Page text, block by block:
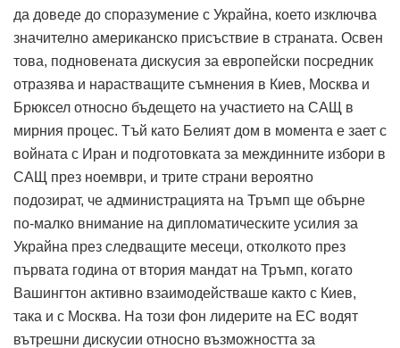
да доведе до споразумение с Украйна, което изключва
значително американско присъствие в страната. Освен
това, подновената дискусия за европейски посредник
отразява и нарастващите съмнения в Киев, Москва и
Брюксел относно бъдещето на участието на САЩ в
мирния процес. Тъй като Белият дом в момента е зает с
войната с Иран и подготовката за междинните избори в
САЩ през ноември, и трите страни вероятно
подозират, че администрацията на Тръмп ще обърне
по-малко внимание на дипломатическите усилия за
Украйна през следващите месеци, отколкото през
първата година от втория мандат на Тръмп, когато
Вашингтон активно взаимодействаше както с Киев,
така и с Москва. На този фон лидерите на ЕС водят
вътрешни дискусии относно възможността за